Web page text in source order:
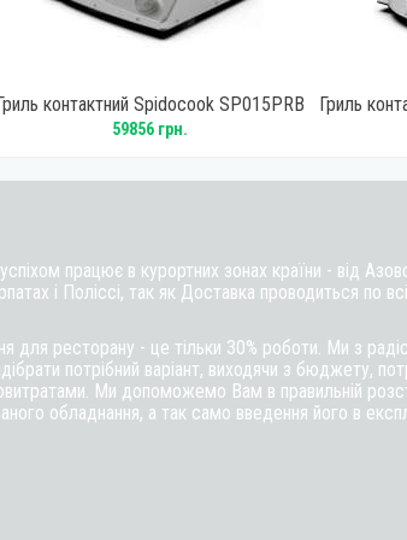
контактний Spidocook SP015PRB
59856 грн.
Гриль
працює в курортних зонах країни - від
і Поліссі, так як Доставка проводиться по
для ресторану - це тільки 30% роботи. Ми з
потрібний варіант, виходячи з бюджету,
Ми допоможемо Вам в правильній
обладнання, а так само введення його в